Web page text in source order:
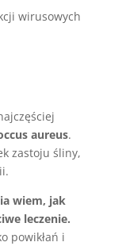
wirusowych
aureus.
zastoju śliny,
wiem, jak
leczenie.
powikłań i